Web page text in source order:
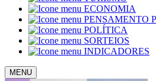
ECONOMIA
PENSAMENTO
POLÍTICA
SORTEIOS
INDICADORES
MENU